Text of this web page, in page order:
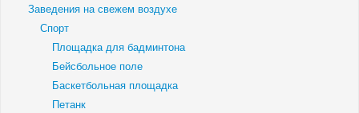
Заведения на свежем воздухе
Спорт
Площадка для бадминтона
Бейсбольное поле
Баскетбольная площадка
Петанк